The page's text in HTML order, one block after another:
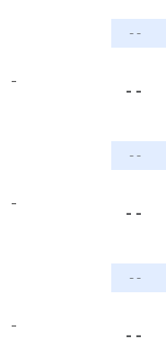
- -
-
- -
- -
-
- -
- -
-
- -